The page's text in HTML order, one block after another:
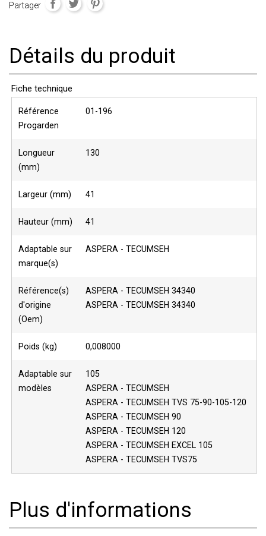
Partager
Détails du produit
Fiche technique
Référence
Progarden
01-196
Longueur
(mm)
130
Largeur (mm) 41
Hauteur (mm) 41
Adaptable sur
marque(s)
ASPERA - TECUMSEH
Référence(s)
d'origine
(Oem)
ASPERA - TECUMSEH 34340
ASPERA - TECUMSEH 34340
Poids (kg) 0,008000
Adaptable sur
modèles
105
ASPERA - TECUMSEH
ASPERA - TECUMSEH TVS 75-90-105-120
ASPERA - TECUMSEH 90
ASPERA - TECUMSEH 120
ASPERA - TECUMSEH EXCEL 105
ASPERA - TECUMSEH TVS75
Plus d'informations